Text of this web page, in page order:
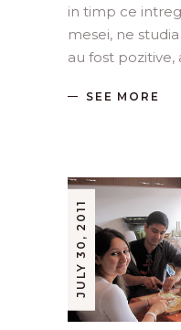
in timp ce
mesei, ne
au fost pozitive,
SEE MORE
JULY 30, 2011